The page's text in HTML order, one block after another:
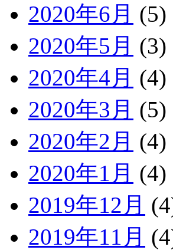
2020年6月 (5)
2020年5月 (3)
2020年4月 (4)
2020年3月 (5)
2020年2月 (4)
2020年1月 (4)
2019年12月
2019年11月